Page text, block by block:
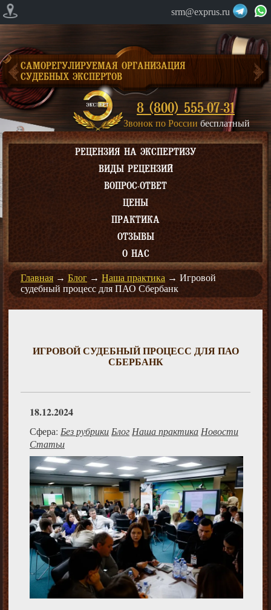
srm@exprus.ru
САМОРЕГУЛИРУЕМАЯ ОРГАНИЗАЦИЯ
СУДЕБНЫХ ЭКСПЕРТОВ
8 (800) 555-07-31
Звонок по России бесплатный
РЕЦЕНЗИЯ НА ЭКСПЕРТИЗУ
ВИДЫ РЕЦЕНЗИЙ
ВОПРОС-ОТВЕТ
ЦЕНЫ
ПРАКТИКА
ОТЗЫВЫ
О НАС
Главная → Блог → Наша практика → Игровой
судебный процесс для ПАО Сбербанк
ИГРОВОЙ СУДЕБНЫЙ ПРОЦЕСС ДЛЯ ПАО
СБЕРБАНК
18.12.2024
Сфера: Без рубрики Блог Наша практика Новости
Статьи